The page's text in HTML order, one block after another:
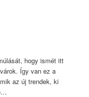
hogy ismét itt
Így van ez a
az új trendek, ki